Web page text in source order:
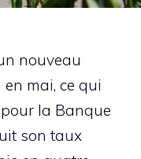
nouveau
mai, ce qui
la Banque
son taux